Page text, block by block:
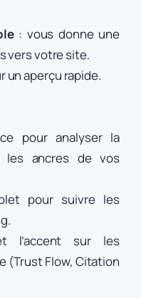
: vous donne une
vers votre site.
un aperçu rapide.
pour analyser la
les ancres de vos
pour suivre les
l’accent sur les
(Trust Flow, Citation